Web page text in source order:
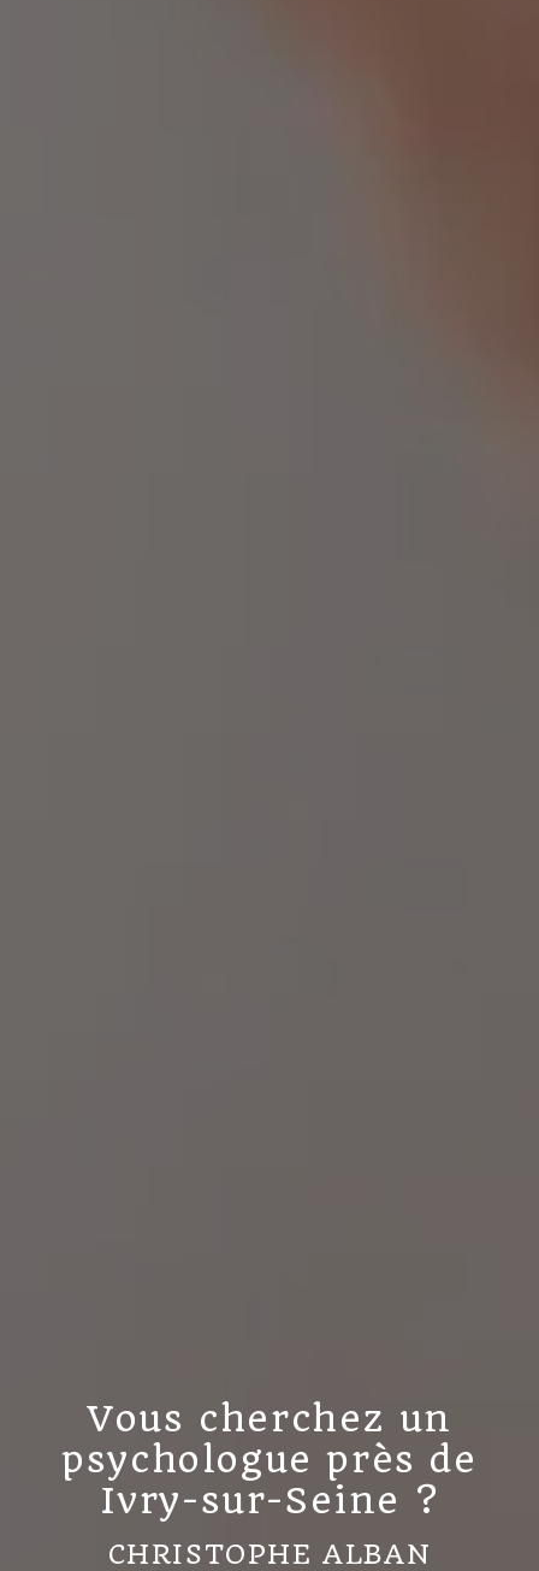
Vous cherchez un
psychologue près de
Ivry-sur-Seine ?
CHRISTOPHE ALBAN